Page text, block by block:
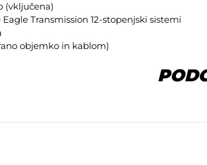
(vključena)
Transmission 12-stopenjski sistemi
objemko in kablom)